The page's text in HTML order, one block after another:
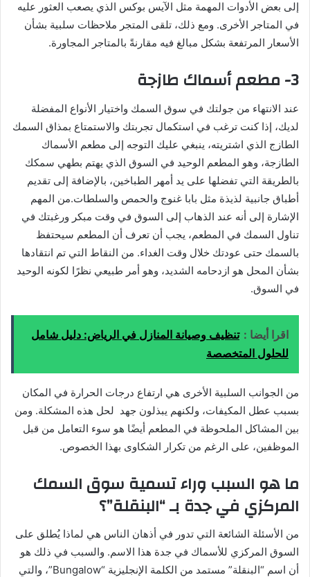
إلى بعض الأدوات المهمة مثل الآيس بوكس الذي يصعب العثور عليه
في المتاجر الأخرى. ومع ذلك، تلقى المتجر ملاحظات سلبية بشأن
الأسعار المرتفعة بشكل مبالغ فيه مقارنةً بالمتاجر المجاورة.
3- مطعم أسماك طازجة
عند الانتهاء من جولتك في سوق السمك واختيار الأنواع المفضلة
لديك، إذا كنت ترغب في استكمال تجربتك والاستمتاع بمذاق السمك
الطازج الذي اشتريته، ينبغي عليك التوجه إلى مطعم الأسماك
الطازجة، وهو المطعم الوحيد في السوق الذي يهتم بطهي سمكك
بالطريقة التي تفضلها على يد أمهر الطباخين، بالإضافة إلى تقديم
أطباق جانبية لذيذة مثل بابا غنوج والحمص والسلطات.من المهم
الإشارة إلى أنه عند الذهاب إلى السوق في وقت مبكر ورغبتك في
تناول السمك في المطعم، يجب أن تعرف أن المطعم سيحتفظ
بالسمك حتى عودتك خلال وقت الغداء. من النقاط التي تم انتقادها
بشأن المحل هو ازدحامه الشديد، وهو أمر طبيعي نظرًا لكونه الوحيد
في السوق.
اقرا أيضا : تنظيف وصيانة المنازل في الرياض: دليل شامل
للحلول المتخصصة
من الجوانب السلبية الأخرى هي ارتفاع درجات الحرارة في المكان
بسبب عطل المكيفات، ولكنهم يبذلون جهد لحل هذه المشكلة. ومن
بين المشاكل الملحوظة في المطعم أيضًا هو سوء التعامل من قبل
الموظفين، على الرغم من تكرار الشكاوى بهذا الخصوص.
ما هو السبب وراء تسمية سوق السمك
المركزي في جدة بـ “البنقلة”؟
من الأسئلة الشائعة التي تدور في أذهان الناس هي لماذا يُطلق على
السوق المركزي للأسماك في جدة هذا الاسم. والسبب في ذلك هو
أن اسم “البنقلة” مستمد من الكلمة الإنجليزية “Bungalow”، والتي